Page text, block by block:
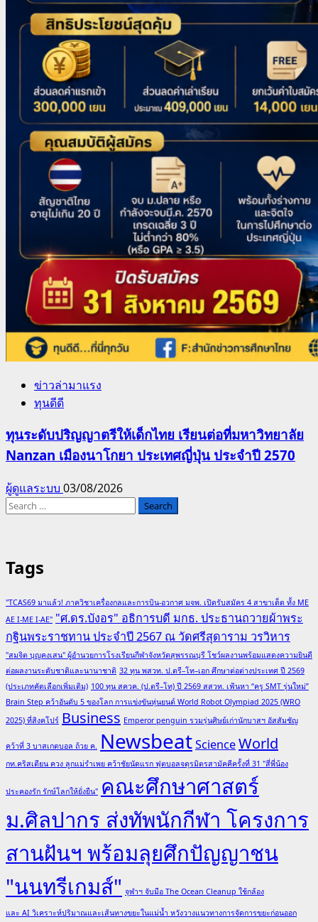
ข่าวล่ามาแรง
ทุนดีดี
ทุนระดับปริญญาตรีให้เด็กไทย เรียนต่อที่มหาวิทยาลัย
Nanzan เมืองนาโกยา ประเทศญี่ปุ่น ประจำปี 2570
ผู้ดูแลระบบ 03/08/2026
Search
Tags
"TCAS69 มาแล้ว! ภาควิชาเครื่องกลและการบิน-อวกาศ มจพ. เปิดรับสมัคร 4 สาขาเด็ด ทั้ง ME
AE I-ME I-AE" "ศ.ดร.บังอร" อธิการบดี มกธ. ประธานถวายผ้าพระ
กฐินพระราชทาน ประจำปี 2567 ณ วัดศรีสุดาราม วรวิหาร
"สมจิต บุญคงเสน" ผู้อำนวยการโรงเรียนกีฬาจังหวัดสุพรรณบุรี โชว์ผลงานพร้อมแสดงความยินดี
ต่อผลงานระดับชาติและนานาชาติ 32 ทุน พสวท. ป.ตรี–โท–เอก ศึกษาต่อต่างประเทศ ปี 2569
(ประเภทคัดเลือกเพิ่มเติม) 100 ทุน สควค. (ป.ตรี–โท) ปี 2569 สสวท. เฟ้นหา “ครู SMT รุ่นใหม่”
Brain Step คว้าอันดับ 5 ของโลก การแข่งขันหุ่นยนต์ World Robot Olympiad 2025 (WRO
2025) ที่สิงคโปร์ Business Emperor penguin รวมรุ่นศิษย์เก่านักบาสฯ อัสสัมชัญ
คว้าที่ 3 บาสเกตบอล ถ้วย ค. NewsbeatScienceWorld
กท.คริสเตียน ควง ลูกแม่รำเพย คว้าชัยนัดแรก ฟุตบอลจตุรมิตรสามัคคีครั้งที่ 31 "สี่พี่น้อง
ประคองรัก รักษ์โลกให้ยั่งยืน" คณะศึกษาศาสตร์
ม.ศิลปากร ส่งทัพนักกีฬา โครงการ
สานฝันฯ พร้อมลุยศึกปัญญาชน
"นนทรีเกมส์" จุฬาฯ จับมือ The Ocean Cleanup ใช้กล้อง
และ AI วิเคราะห์ปริมาณและเส้นทางขยะในแม่น้ำ หวังวางแนวทางการจัดการขยะก่อนออก